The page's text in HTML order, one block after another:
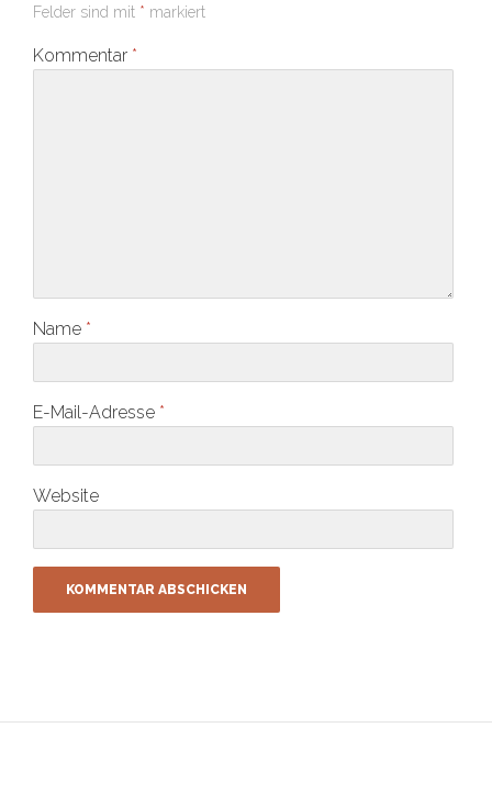
Felder sind mit * markiert
Kommentar *
Name *
E-Mail-Adresse *
Website